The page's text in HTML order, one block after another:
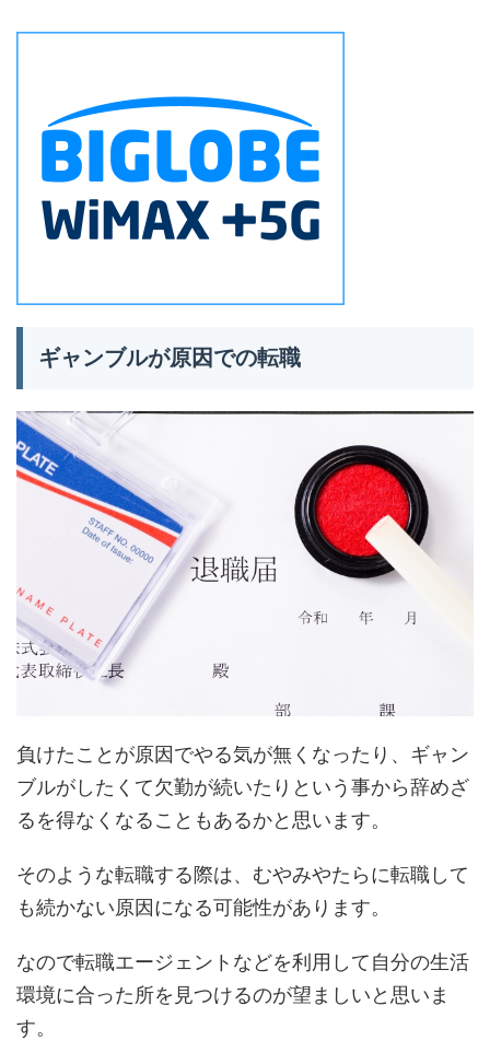
ギャンブルが原因での転職
負けたことが原因でやる気が無くなったり、ギャン
ブルがしたくて欠勤が続いたりという事から辞めざ
るを得なくなることもあるかと思います。
そのような転職する際は、むやみやたらに転職して
も続かない原因になる可能性があります。
なので転職エージェントなどを利用して自分の生活
環境に合った所を見つけるのが望ましいと思いま
す。